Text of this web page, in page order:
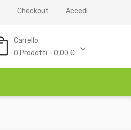
Checkout Accedi
Carrello
0 Prodotti - 0,00 €